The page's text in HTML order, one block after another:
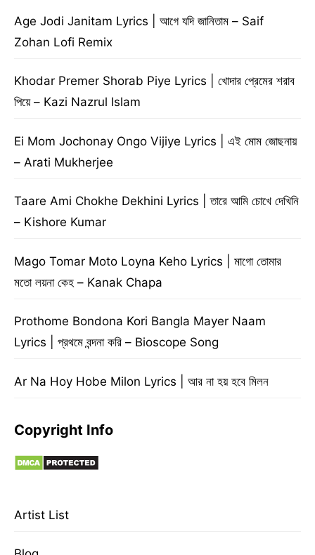
Age Jodi Janitam Lyrics | আগে যদি জানিতাম – Saif
Zohan Lofi Remix
Khodar Premer Shorab Piye Lyrics | খোদার প্রেমের শরাব
পিয়ে – Kazi Nazrul Islam
Ei Mom Jochonay Ongo Vijiye Lyrics | এই মোম জোছনায়
– Arati Mukherjee
Taare Ami Chokhe Dekhini Lyrics | তারে আমি চোখে দেখিনি
– Kishore Kumar
Mago Tomar Moto Loyna Keho Lyrics | মাগো তোমার
মতো লয়না কেহ – Kanak Chapa
Prothome Bondona Kori Bangla Mayer Naam
Lyrics | প্রথমে বন্দনা করি – Bioscope Song
Ar Na Hoy Hobe Milon Lyrics | আর না হয় হবে মিলন
Copyright Info
Artist List